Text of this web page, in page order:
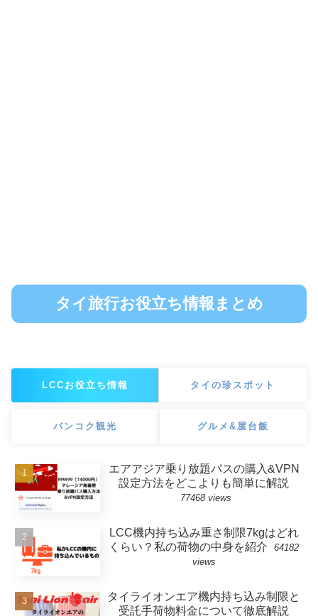
タイ旅行お役立ち情報まとめ
LCCお役立ち情報 タイの珍スポット
バンコク観光 グルメ&屋台飯
エアアジア乗り放題パスの購入&VPN
設定方法をどこよりも簡単に解説
77468 views
LCC機内持ち込み重さ制限7kgはどれ
くらい？私の荷物の中身を紹介
64182
views
タイライオンエア機内持ち込み制限と
受託手荷物料金について徹底解説